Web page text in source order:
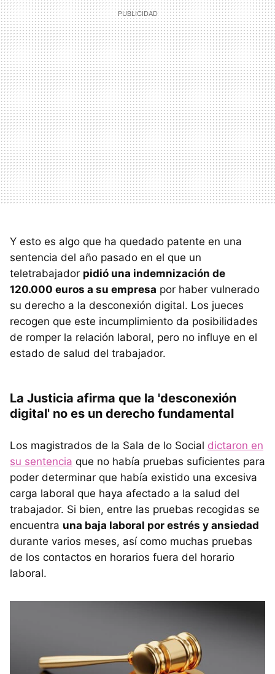
Y esto es algo que ha quedado patente en una
sentencia del año pasado en el que un
teletrabajador pidió una indemnización de
120.000 euros a su empresa por haber vulnerado
su derecho a la desconexión digital. Los jueces
recogen que este incumplimiento da posibilidades
de romper la relación laboral, pero no influye en el
estado de salud del trabajador.
La Justicia afirma que la 'desconexión
digital' no es un derecho fundamental
Los magistrados de la Sala de lo Social dictaron en
su sentencia que no había pruebas suficientes para
poder determinar que había existido una excesiva
carga laboral que haya afectado a la salud del
trabajador. Si bien, entre las pruebas recogidas se
encuentra una baja laboral por estrés y ansiedad
durante varios meses, así como muchas pruebas
de los contactos en horarios fuera del horario
laboral.